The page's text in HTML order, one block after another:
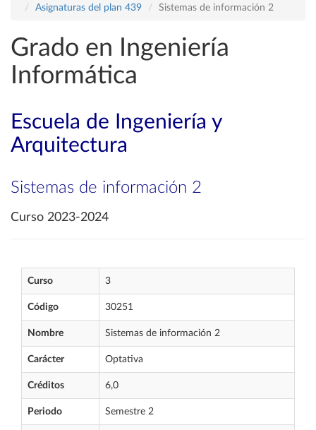
Asignaturas del plan 439
Sistemas de información 2
Grado en Ingeniería
Informática
Escuela de Ingeniería y
Arquitectura
Sistemas de información 2
Curso 2023-2024
Curso 3
Código 30251
Nombre Sistemas de información 2
Carácter Optativa
Créditos 6,0
Periodo Semestre 2